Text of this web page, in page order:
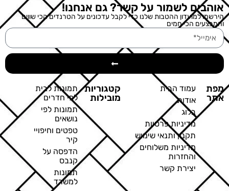
אוהבים לשמור על קשר? גם אנחנו!
הירשמו למועדון ההטבות שלנו כדי לקבל עדכונים על הטרנדים הכי שווים
והמבצעים הכי חמים
מפת
אתר
עמוד הבית
אודות
בלוג
מדיניות פרטיות
תקנון ותנאי שימוש
מדיניות משלוחים
והחזרות
יצירת קשר
קטגוריות
מובילות
תמונות לבית
לפי חדרים
תמונות לפי
נושאים
טפטים וחיפויי
קיר
הדפסה על
קנבס
תמונות
למשרד